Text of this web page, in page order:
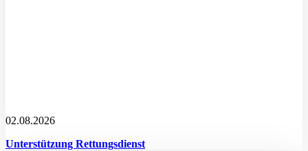
02.08.2026
Unterstützung Rettungsdienst